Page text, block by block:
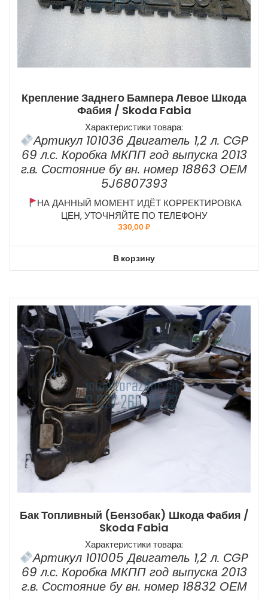
Крепление Заднего Бампера Левое Шкода
Фабия / Skoda Fabia
Характеристики товара:
Артикул 101036 Двигатель 1,2 л. СGP
69 л.с. Коробка МКПП год выпуска 2013
г.в. Состояние бу вн. номер 18863 ОЕМ
5J6807393
НА ДАННЫЙ МОМЕНТ ИДЁТ КОРРЕКТИРОВКА
ЦЕН, УТОЧНЯЙТЕ ПО ТЕЛЕФОНУ
330,00₽
В корзину
Бак Топливный (бензобак) Шкода Фабия /
Skoda Fabia
Характеристики товара:
Артикул 101005 Двигатель 1,2 л. СGP
69 л.с. Коробка МКПП год выпуска 2013
г.в. Состояние бу вн. номер 18832 ОЕМ